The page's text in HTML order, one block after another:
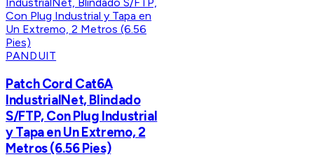
PANDUIT
Patch Cord Cat6A
IndustrialNet, Blindado
S/FTP, Con Plug Industrial
y Tapa en Un Extremo, 2
Metros (6.56 Pies)